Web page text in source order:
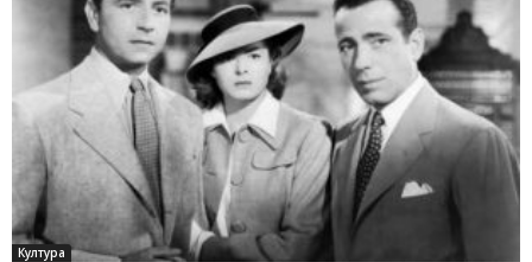
Култура